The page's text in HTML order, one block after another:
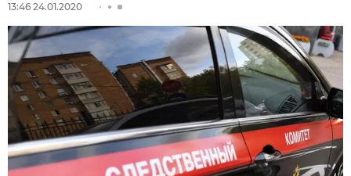
13:46 24.01.2020